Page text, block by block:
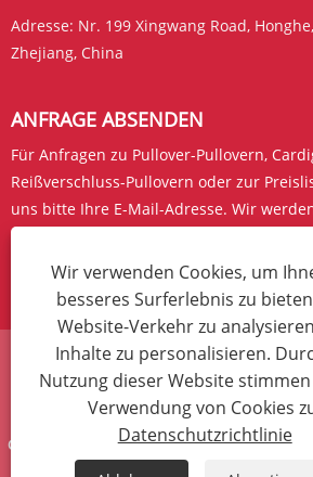
Adresse: Nr. 199 Xingwang Road,
Zhejiang, China
ANFRAGE ABSENDEN
Für Anfragen zu Pullover-Pullovern,
Reißverschluss-Pullovern oder zur
uns bitte Ihre E-Mail-Adresse. Wir
24 Stunden bei Ihnen melden.
JETZT ANFRAGEN
Links Sitemap RSS XML
Copyright © 2024 West Bull Bridge (Zhejiang)
Alle Rechte vorbehalten.
Wir verwenden Cookies, um
besseres Surferlebnis zu
Website-Verkehr zu
Inhalte zu personalisieren.
Nutzung dieser Website
Verwendung von Cookies
Datenschutzrichtlinie